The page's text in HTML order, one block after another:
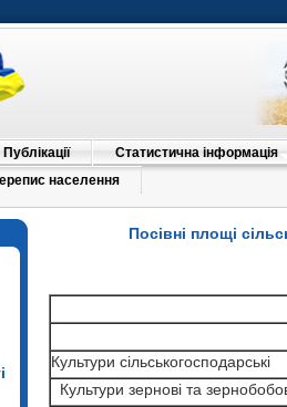
Публікації
Статистична інформація
населення
Посівні площі
Культури сільськогосподарські
Культури зернові та